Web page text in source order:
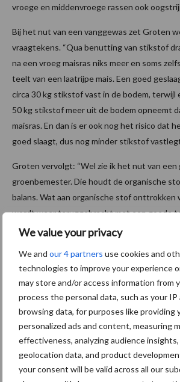
We value your privacy
We and our 4 partners use cookies and
technologies to improve your experience
may store and/or access information from
process the personal data, such as your IP
browsing data, for purposes like providing
personalized ads and content, measuring
effectiveness, analyzing audience
geolocation data, and product
your consent will be valid across all our
vroege en middenvroege rassen ook
Bij het nut van een vanggewas zet Groten
vraagtekens. “Qua benutting van stikstof
na een vroeg maisras niks meer en soms
teelt van een laatrijpe mais. Een goed
circa 30 kg stikstof vast in de bodem, terwijl
50 kg stikstof meer uit de bodem opneemt
maisras. En dan is er ook nog het risico dat
goed slaagt, dus nog minder stikstof
Groten vervolgt: “Wel zie ik het nut van
groenbemester. Die houdt de organische
balans. Wat aan organische stof
wordt weer teruggebracht met een goede
groenbemester. Daarnaast heeft dit een
de opbrengst van de mais.”
Wilt u het gehele artikel lezen? Klik hier en
proefnummer aan of maak gebruik van ons
Foto: Twan Wiermans
Aanbevolen voor jou!